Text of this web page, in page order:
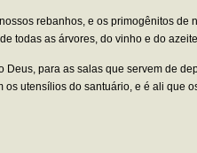
rebanhos, e os primogênitos de
todas as árvores, do vinho e do
Deus, para as salas que servem de
utensílios do santuário, e é ali que